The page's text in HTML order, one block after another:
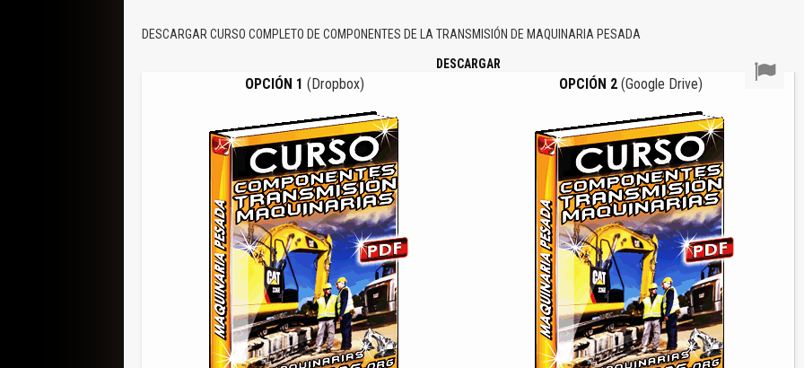
DESCARGAR CURSO COMPLETO DE COMPONENTES DE LA TRANSMISIÓN DE MAQUINARIA PESADA
DESCARGAR
OPCIÓN 1 (Dropbox) OPCIÓN 2 (Google Drive)